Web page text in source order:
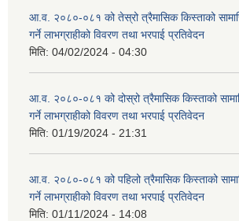
आ.व. २०८०-०८१ को तेस्रो त्रैमासिक किस्ताको
गर्ने लाभग्राहीको विवरण तथा भरपाई प्रतिवेदन
मिति: 04/02/2024 - 04:30
आ.व. २०८०-०८१ को दोस्रो त्रैमासिक किस्ताको
गर्ने लाभग्राहीको विवरण तथा भरपाई प्रतिवेदन
मिति: 01/19/2024 - 21:31
आ.व. २०८०-०८१ को पहिलो त्रैमासिक किस्ताको
गर्ने लाभग्राहीको विवरण तथा भरपाई प्रतिवेदन
मिति: 01/11/2024 - 14:08